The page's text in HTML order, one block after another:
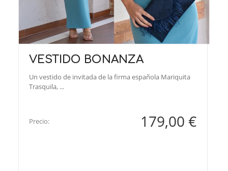
VESTIDO BONANZA
Un vestido de invitada de la firma española Mariquita
Trasquila, ...
Precio: 179,00 €